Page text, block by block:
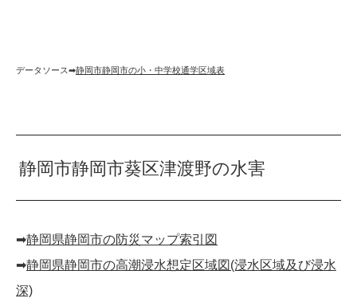
データソース➡︎静岡市静岡市の小・中学校通学区域表
静岡市静岡市葵区津渡野の水害
➡︎静岡県静岡市の防災マップ索引図
➡︎静岡県静岡市の高潮浸水想定区域図(浸水区域及び浸水
深)